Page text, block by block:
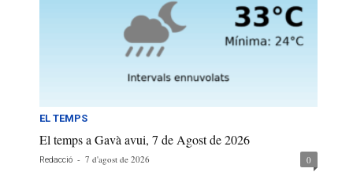
EL TEMPS
El temps a Gavà avui, 7 de Agost de 2026
Redacció - 7 d'agost de 2026 0